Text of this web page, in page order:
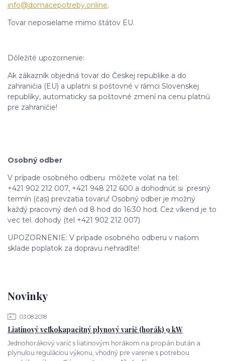
Novinky
03.08.2018
Liatinový veľkokapacitný plynový varič (horák) 9 kW
Jednohorákový varič s liatinovým horákom na propán bután a
plynulou reguláciou výkonu, vhodný pre varenie s potrebou
info@domacepotreby.online.
Tovar neposielame mimo štátov EU.
Dôležité upozornenie:
Ak zákazník objedná tovar do Českej republike a do
zahraničia (EU) a uplatni si poštovné v rámci Slovenskej
republiky, automaticky sa poštovné zmení na cenu platnú
pre zahraničie!
Osobný odber
V prípade osobného odberu môžete volať na tel:
+421 902 212 007, +421 948 212 600 a dohodnúť si presný
termín (čas) prevzatia tovaru! Osobný odber je možný
každý pracovný deň od 8 hod do 16:30 hod. Cez víkend je to
vec tel. dohody (tel +421 902 212 007)
UPOZORNENIE: V prípade osobného odberu v našom
sklade poplatok za dopravu nehradíte!